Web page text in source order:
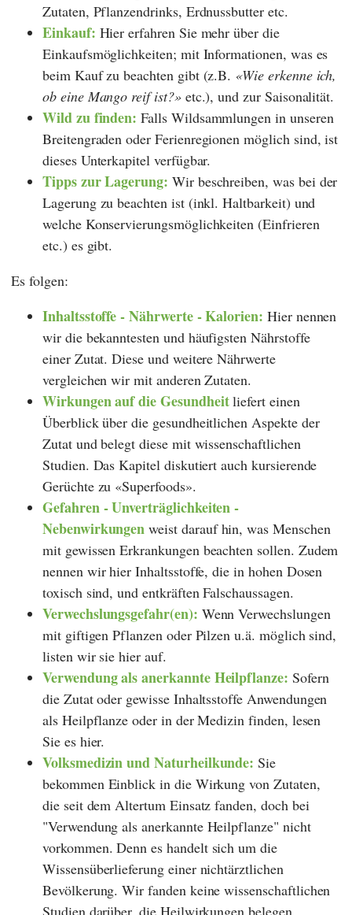
Zutaten, Pflanzendrinks, Erdnussbutter etc.
Einkauf: Hier erfahren Sie mehr über die
Einkaufsmöglichkeiten; mit Informationen, was es
beim Kauf zu beachten gibt (z.B.
Wie erkenne ich,
ob eine Mango reif ist? etc.), und zur Saisonalität.
Wild zu finden: Falls Wildsammlungen in unseren
Breitengraden oder Ferienregionen möglich sind, ist
dieses Unterkapitel verfügbar.
Tipps zurLagerung: Wir beschreiben, was bei der
Lagerung zu beachten ist (inkl. Haltbarkeit) und
welche Konservierungsmöglichkeiten (Einfrieren
etc.) es gibt.
Es folgen:
Inhaltsstoffe - Nährwerte - Kalorien: Hier nennen
wir die bekanntesten und häufigsten Nährstoffe
einer Zutat. Diese und weitere Nährwerte
vergleichen wir mit anderen Zutaten.
Wirkungen auf die Gesundheitliefert einen
Überblick über die gesundheitlichen Aspekte der
Zutat und belegt diese mit wissenschaftlichen
Studien. Das Kapitel diskutiert auch kursierende
Gerüchte zu «Superfoods».
Gefahren - Unverträglichkeiten -
Nebenwirkungenweist darauf hin, was Menschen
mit gewissen Erkrankungen beachten sollen. Zudem
nennen wir hier Inhaltsstoffe, die in hohen Dosen
toxisch sind, und entkräften Falschaussagen.
Verwechslungsgefahr(en): Wenn Verwechslungen
mit giftigen Pflanzen oder Pilzen u.ä. möglich sind,
listen wir sie hier auf.
Verwendung als anerkannte Heilpflanze: Sofern
die Zutat oder gewisse Inhaltsstoffe Anwendungen
als Heilpflanze oder in der Medizin finden, lesen
Sie es hier.
Volksmedizin und Naturheilkunde: Sie
bekommen Einblick in die Wirkung von Zutaten,
die seit dem Altertum Einsatz fanden, doch bei
"Verwendung als anerkannte Heilpflanze" nicht
vorkommen. Denn es handelt sich um die
Wissensüberlieferung einer nichtärztlichen
Bevölkerung. Wir fanden keine wissenschaftlichen
Studien darüber, die Heilwirkungen belegen.